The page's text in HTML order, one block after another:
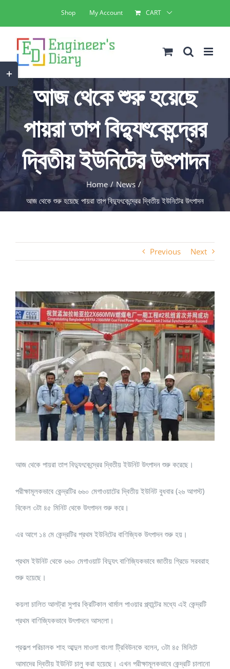
to
content
Shop My Account CART
আজ থেকে শুরু হয়েছে
পায়রা তাপ বিদ্যুৎকেন্দ্রের
দ্বিতীয় ইউনিটের উৎপাদন
Home
News
আজ থেকে শুরু হয়েছে পায়রা তাপ বিদ্যুৎকেন্দ্রের দ্বিতীয় ইউনিটের উৎপাদন
Previous Next
View
Larger
Image
আজ থেকে পায়রা তাপ বিদ্যুৎকেন্দ্রের দ্বিতীয় ইউনিট উৎপাদন শুরু করেছে।
পরীক্ষামূলকভাবে কেন্দ্রটির ৬৬০ মেগাওয়াটের দ্বিতীয় ইউনিট বুধবার (২৬ আগস্ট)
বিকেল ৩টা ৪৫ মিনিট থেকে উৎপাদন শুরু করে।
এর আগে ১৪ মে কেন্দ্রটির প্রথম ইউনিটের বাণিজ্যিক উৎপাদন শুরু হয়।
প্রথম ইউনিট থেকে ৬৬০ মেগাওয়াট বিদ্যুৎ বাণিজ্যিকভাবে জাতীয় গ্রিডে সরবরাহ
শুরু হয়েছে।
কয়লা চালিত আলট্রা সুপার ক্রিটিকাল থার্মাল পাওয়ার প্ল্যান্টের মধ্যে এই কেন্দ্রটি
প্রথম বাণিজ্যিকভাবে উৎপাদনে আসলো।
প্রকল্প পরিচালক শাহ আব্দুল মাওলা বাংলা ট্রিবিউনকে বলেন, ৩টা ৪৫ মিনিটে
আমাদের দ্বিতীয় ইউনিট চালু করা হয়েছে। এখন পরীক্ষামূলকভাবে কেন্দ্রটি চালানো
Toggle
Sliding
Bar
Area